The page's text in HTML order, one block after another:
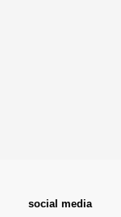
social media